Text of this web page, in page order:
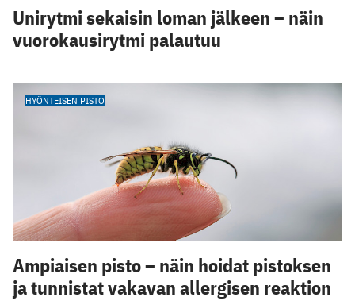
Unirytmi sekaisin loman jälkeen – näin
vuorokausirytmi palautuu
HYÖNTEISEN PISTO
Ampiaisen pisto – näin hoidat pistoksen
ja tunnistat vakavan allergisen reaktion